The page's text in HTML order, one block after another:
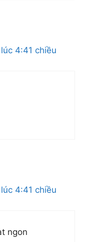
4:41 chiều
4:41 chiều
ngon